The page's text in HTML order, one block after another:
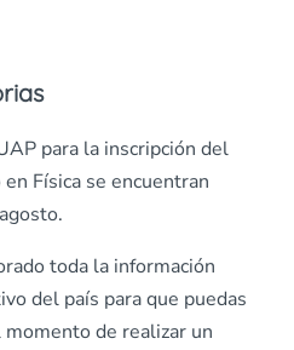
para la inscripción del
Física se encuentran
toda la información
del país para que puedas
de realizar un